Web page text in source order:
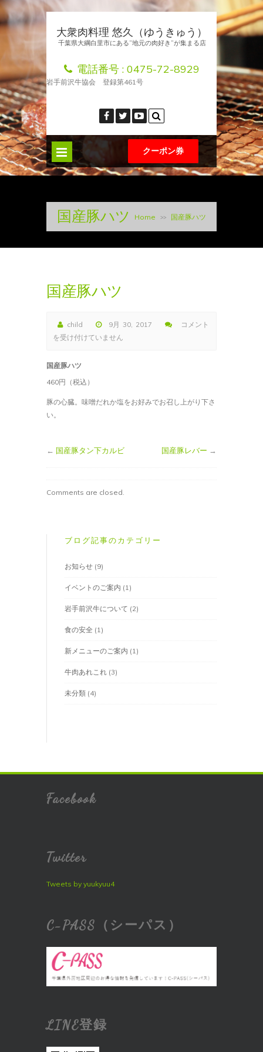
大衆肉料理 悠久（ゆうきゅう）
千葉県大綱白里市にある”地元の肉好き”が集まる店
電話番号 : 0475-72-8929
岩手前沢牛協会 登録第461号
クーポン券
国産豚ハツ Home >> 国産豚ハツ
国産豚ハツ
child
9月 30, 2017
国
豚
ツ
は
コメント
を受け付けていません
国産豚ハツ
460円（税込）
豚の心臓。味噌だれか塩をお好みでお召し上がり下さ
い。
← 国産豚タン下カルビ 国産豚レバー →
Comments are closed.
ブログ記事のカテゴリー
お知らせ (9)
イベントのご案内 (1)
岩手前沢牛について (2)
食の安全 (1)
新メニューのご案内 (1)
牛肉あれこれ (3)
未分類 (4)
Facebook
Twitter
Tweets by yuukyuu4
C-PASS（シーパス）
LINE登録